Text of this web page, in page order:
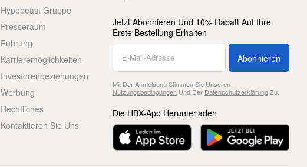
Hypebeast Gruppe
Presseraum
Führung
Karrieremöglichkeiten
Investorenbeziehungen
Werbung
Rechtliches
Kontaktieren Sie Uns
Jetzt Abonnieren Und 10% Rabatt Auf Ihre
Erste Bestellung Erhalten
Abonnieren
Mit Der Anmeldung Stimmen Sie Unseren
NutzungsbedingungenUnd Der DatenschutzerklärungZu.
Die HBX-App Herunterladen